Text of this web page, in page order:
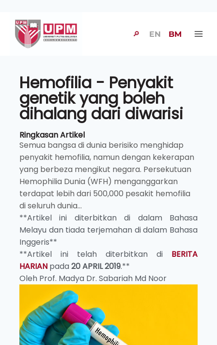
🔎 EN BM
Hemofilia - Penyakit
genetik yang boleh
dihalang dari diwarisi
Ringkasan Artikel
Semua bangsa di dunia berisiko menghidap
penyakit hemofilia, namun dengan kekerapan
yang berbeza mengikut negara. Persekutuan
Hemophilia Dunia (WFH) menganggarkan
terdapat lebih dari 500,000 pesakit hemofilia
di seluruh dunia...
**Artikel ini diterbitkan di dalam Bahasa
Melayu dan tiada terjemahan di dalam Bahasa
Inggeris**
**Artikel ini telah diterbitkan di BERITA
HARIAN pada20 APRIL 2019.**
Oleh Prof. Madya Dr. Sabariah Md Noor